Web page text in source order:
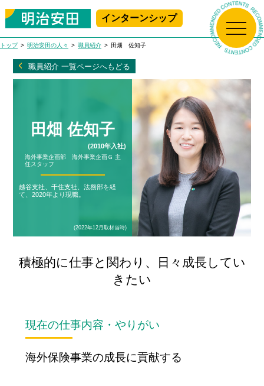
インターンシップ
新規プレエントリー マイページログイン
トップ
生保の学校 Top
アニメで学ぶ!
生命保険ビジネス基礎講座
はじめて学ぶ！
生命保険ビジネス基礎講座
MEIJIYASUDA インターンシップ 2025
明治安田について
明治安田について Top
社長メッセージ
沿革
明治安田フィロソフィー
明治安田が注力する取組み
明治安田の人々
明治安田の人々 Top
女性職員に会いに行こう！
"ON"&"OFF" Woman's Style
女性職員に会いに行こう！
入社6年目職員による
同期対談
入社5年目･14年目･ 21年目
女性スタッフ座談会
採用情報
採用情報 Top
採用コンセプト
募集要項・応募(エントリー)方法
Q&A
トップ 明治安田の人々 職員紹介 田畑 佐知子
職員紹介 一覧ページへもどる
田畑 佐知子
(2010年入社)
海外事業企画部 海外事業企画Ｇ 主
任スタッフ
越谷支社、千住支社、法務部を経
て、2020年より現職。
(2022年12月取材当時)
積極的に仕事と関わり、日々成長してい
きたい
現在の仕事内容・やりがい
海外保険事業の成長に貢献する